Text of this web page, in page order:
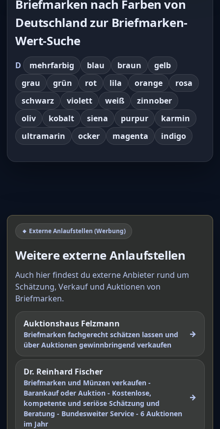
Briefmarken nach Farben von
Deutschland zur Briefmarken-
Wert-Suche
D mehrfarbig blau braun
gelb
grau
grün rot lila orange
rosa
schwarz
violett weiß
zinnober
oliv
kobalt siena purpur
karmin
ultramarin
ocker magenta indigo
🔸 Externe Anlaufstellen (Werbung)
Weitere externe Anlaufstellen
Auch hier findest du externe Anbieter rund um
Schätzung, Verkauf und Auktionen von
Briefmarken.
Auktionshaus Felzmann
Briefmarken fachgerecht schätzen lassen und
über Auktionen gewinnbringend verkaufen
→
Dr. Reinhard Fischer
Briefmarken und Münzen verkaufen -
Barankauf oder Auktion - Kostenlose,
kompetente und seriöse Schätzung und
Beratung - Bundesweiter Service - 6 Auktionen
im Jahr
→